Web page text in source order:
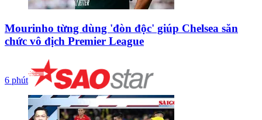
Mourinho từng dùng 'đòn độc' giúp Chelsea săn
chức vô địch Premier League
6 phút